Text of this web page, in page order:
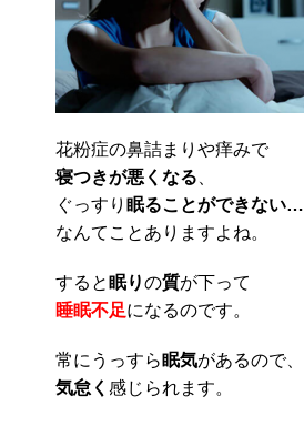
花粉症の鼻詰まりや痒みで
寝つきが悪くなる
ぐっすり 眠ることができない…
なんてことありますよね。
すると眠りの質が下って
睡眠不足になるのです。
常にうっすら眠気があるので、
気怠く 感じられます。